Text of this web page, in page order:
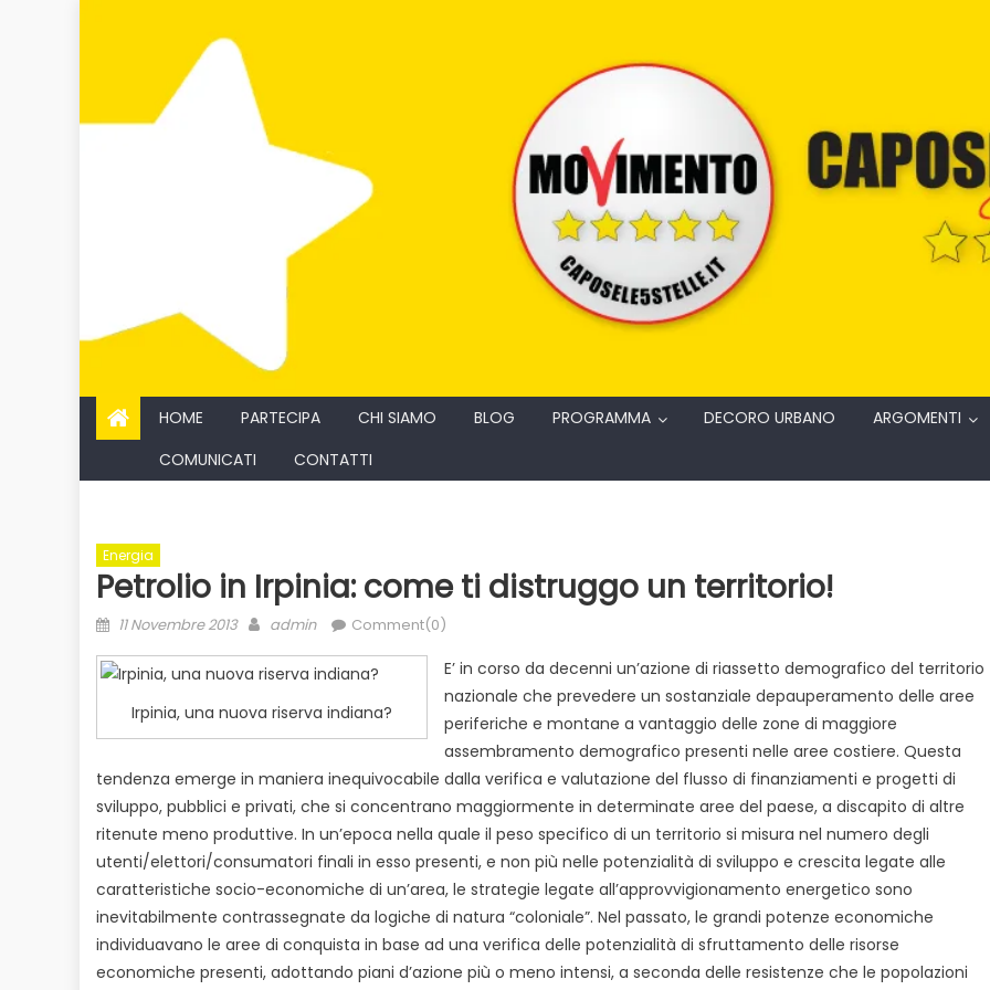
HOME PARTECIPA CHI SIAMO BLOG PROGRAMMA DECORO URBANO ARGOMENTI
COMUNICATI
CONTATTI
Energia
Petrolio in Irpinia: come ti distruggo un territorio!
Posted
11 Novembre 2013 Author
admin Comment(0)
Irpinia, una nuova riserva indiana?
E’ in corso da decenni un’azione di riassetto demografico del territorio
nazionale che prevedere un sostanziale depauperamento delle aree
periferiche e montane a vantaggio delle zone di maggiore
assembramento demografico presenti nelle aree costiere. Questa
tendenza emerge in maniera inequivocabile dalla verifica e valutazione del flusso di finanziamenti e progetti di
sviluppo, pubblici e privati, che si concentrano maggiormente in determinate aree del paese, a discapito di altre
ritenute meno produttive. In un’epoca nella quale il peso specifico di un territorio si misura nel numero degli
utenti/elettori/consumatori finali in esso presenti, e non più nelle potenzialità di sviluppo e crescita legate alle
caratteristiche socio-economiche di un’area, le strategie legate all’approvvigionamento energetico sono
inevitabilmente contrassegnate da logiche di natura “coloniale”. Nel passato, le grandi potenze economiche
individuavano le aree di conquista in base ad una verifica delle potenzialità di sfruttamento delle risorse
economiche presenti, adottando piani d’azione più o meno intensi, a seconda delle resistenze che le popolazioni
Bilancio in consiglio con un occhio
alle urne
Ecologia Evidenza Informazione
Duro attacco al biologico italiano
dai Paesi del Nord. Il settore è a
rischio
Evidenza Informazione News
Acque sempre agitate tra i
democratici di Caposele